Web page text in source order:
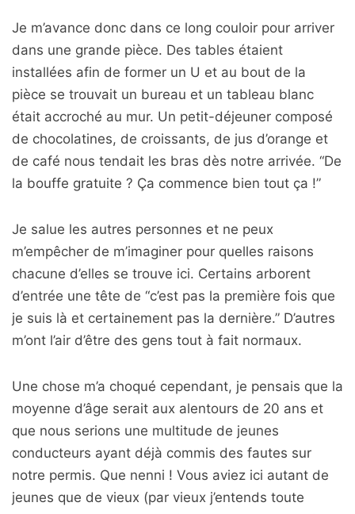
Je m’avance donc dans ce long couloir pour arriver
dans une grande pièce. Des tables étaient
installées afin de former un U et au bout de la
pièce se trouvait un bureau et un tableau blanc
était accroché au mur. Un petit-déjeuner composé
de chocolatines, de croissants, de jus d’orange et
de café nous tendait les bras dès notre arrivée. “De
la bouffe gratuite ? Ça commence bien tout ça !”
Je salue les autres personnes et ne peux
m’empêcher de m’imaginer pour quelles raisons
chacune d’elles se trouve ici. Certains arborent
d’entrée une tête de “c’est pas la première fois que
je suis là et certainement pas la dernière.” D’autres
m’ont l’air d’être des gens tout à fait normaux.
Une chose m’a choqué cependant, je pensais que la
moyenne d’âge serait aux alentours de 20 ans et
que nous serions une multitude de jeunes
conducteurs ayant déjà commis des fautes sur
notre permis. Que nenni ! Vous aviez ici autant de
jeunes que de vieux (par vieux j’entends toute